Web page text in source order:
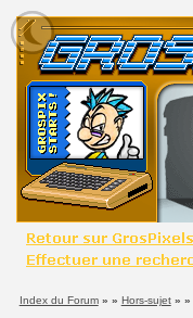
Index du Forum» » Hors-sujet» »